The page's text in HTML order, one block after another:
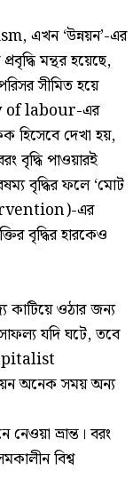
এখন ‘উন্নয়ন’-এর
মন্থর হয়েছে,
সীমিত হয়ে
of labour-এর
হিসেবে দেখা হয়,
বৃদ্ধি পাওয়ারই
বৃদ্ধির ফলে ‘মোট
এর
বৃদ্ধির হারকেও
কাটিয়ে ওঠার জন্য
যদি ঘটে, তবে
অনেক সময় অন্য
ভ্রান্ত। বরং
বিশ্ব